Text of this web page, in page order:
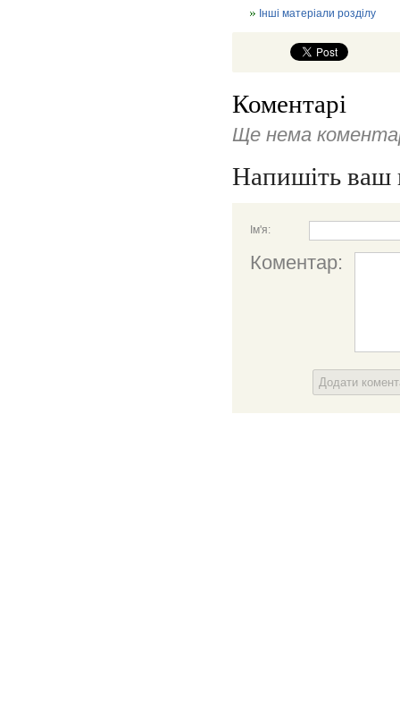
Інші матеріали розділу
Коментарі
Ще нема
Напишіть ваш
Ім'я:
Коментар:
Додати